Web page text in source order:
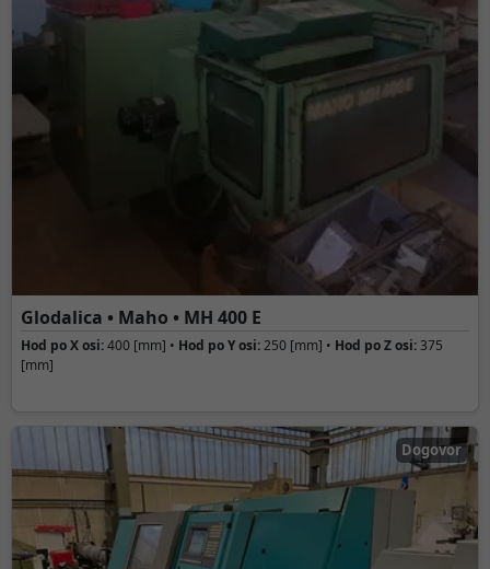
Glodalica • Maho • MH 400 E
Hod po X osi:400 [mm] • Hod po Y osi:250 [mm] • Hod po Z osi:375
[mm]
Dogovor